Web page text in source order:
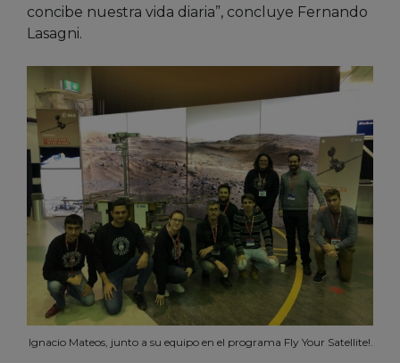
concibe nuestra vida diaria”, concluye Fernando
Lasagni.
Ignacio Mateos, junto a su equipo en el programa Fly Your Satellite!.